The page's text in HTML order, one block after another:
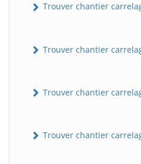
Trouver chantier
Trouver chantier
Trouver chantier
Trouver chantier